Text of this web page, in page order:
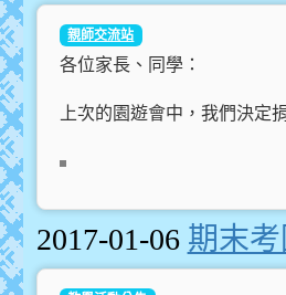
親師交流站
各位家長、同學：
上次的園遊會中，我們決定
2017-01-06 期末